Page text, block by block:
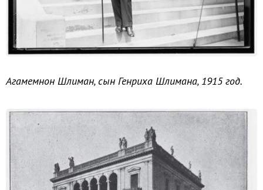
Агамемнон Шлиман, сын Генриха Шлимана, 1915 год.